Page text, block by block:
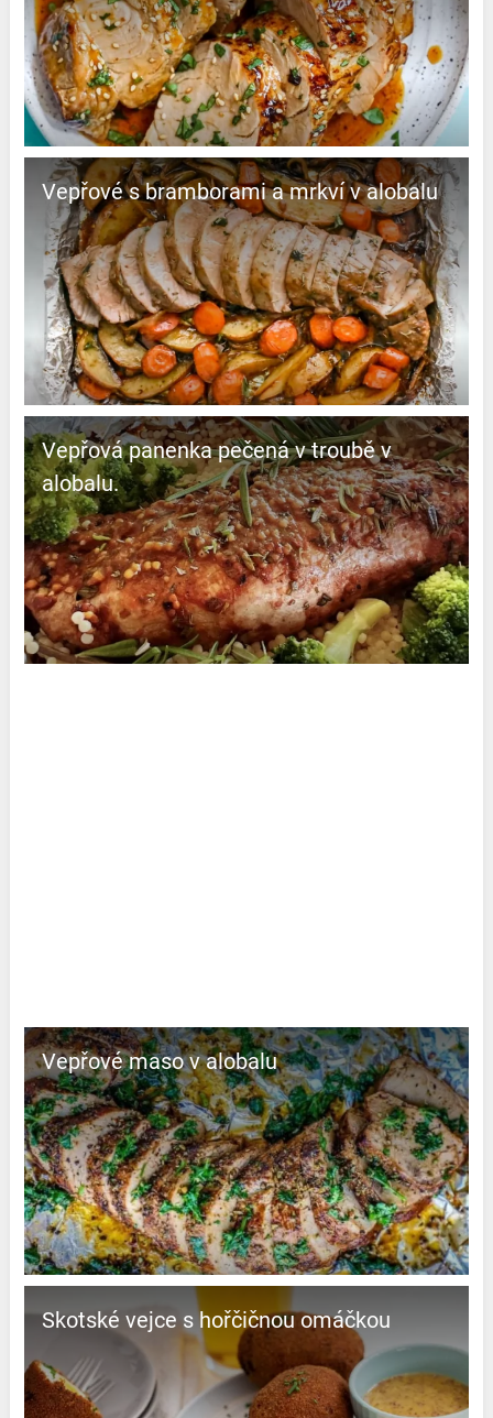
Vepřové s bramborami a mrkví v alobalu
Vepřová panenka pečená v troubě v
alobalu.
Vepřové maso v alobalu
Skotské vejce s hořčičnou omáčkou